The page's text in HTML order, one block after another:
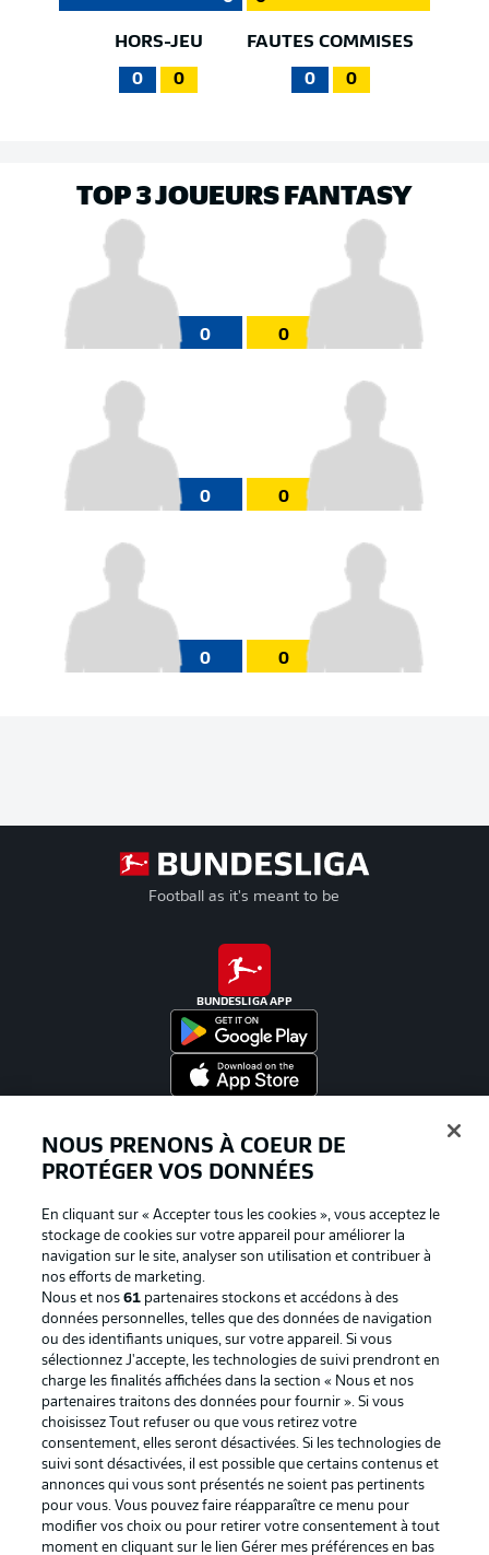
HORS-JEU
0 0
FAUTES COMMISES
0 0
TOP 3 JOUEURS FANTASY
0 0
0 0
0 0
Football as it's meant to be
BUNDESLIGA APP
La publicité Conditions d’utilisation des
Mentions Légales Gérer mes préférences
Déclaration de
confidentialité
Diffuseurs
NOUS PRENONS À COEUR DE
PROTÉGER VOS DONNÉES
En cliquant sur « Accepter tous les cookies », vous acceptez le
stockage de cookies sur votre appareil pour améliorer la
navigation sur le site, analyser son utilisation et contribuer à
nos efforts de marketing.
Nous et nos61 partenaires stockons et accédons à des
données personnelles, telles que des données de navigation
ou des identifiants uniques, sur votre appareil. Si vous
sélectionnez J'accepte, les technologies de suivi prendront en
charge les finalités affichées dans la section « Nous et nos
partenaires traitons des données pour fournir ». Si vous
choisissez Tout refuser ou que vous retirez votre
consentement, elles seront désactivées. Si les technologies de
suivi sont désactivées, il est possible que certains contenus et
annonces qui vous sont présentés ne soient pas pertinents
pour vous. Vous pouvez faire réapparaître ce menu pour
modifier vos choix ou pour retirer votre consentement à tout
moment en cliquant sur le lien Gérer mes préférences en bas